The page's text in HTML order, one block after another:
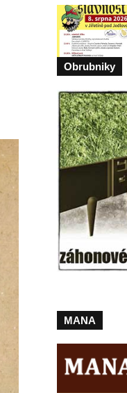
Obrubniky
MANA